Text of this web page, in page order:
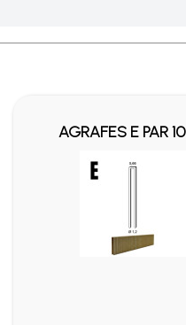
vous offrons les frais
AGRAFES E PAR